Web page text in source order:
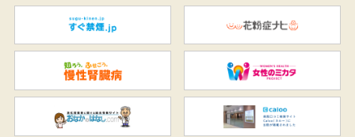
すぐ禁煙.jp
知ろう、ふせごう。慢性腎臓
おなかのはなし.com